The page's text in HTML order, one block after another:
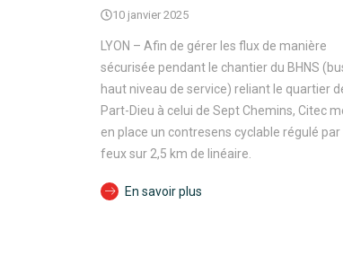
10 janvier 2025
LYON – Afin de gérer les flux de manière
sécurisée pendant le chantier du BHNS
haut niveau de service) reliant le quartier
Part-Dieu à celui de Sept Chemins, Citec
en place un contresens cyclable régulé par
feux sur 2,5 km de linéaire.
En savoir plus